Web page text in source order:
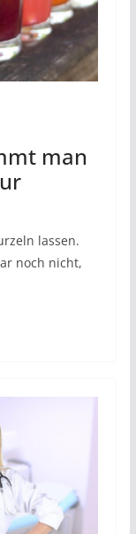
man
lassen.
noch nicht,